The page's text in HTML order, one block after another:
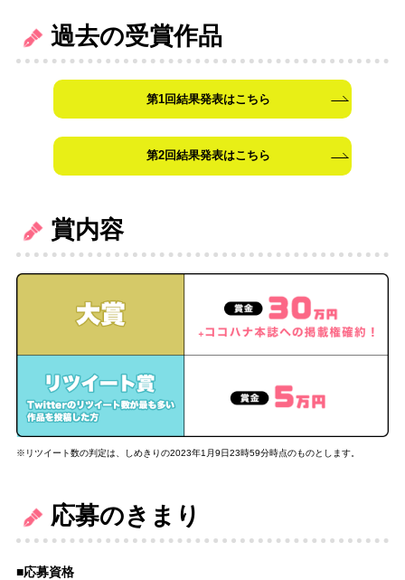
過去の受賞作品
第1回結果発表はこちら
第2回結果発表はこちら
賞内容
※リツイート数の判定は、しめきりの2023年1月9日23時59分時点のものとします。
応募のきまり
■応募資格